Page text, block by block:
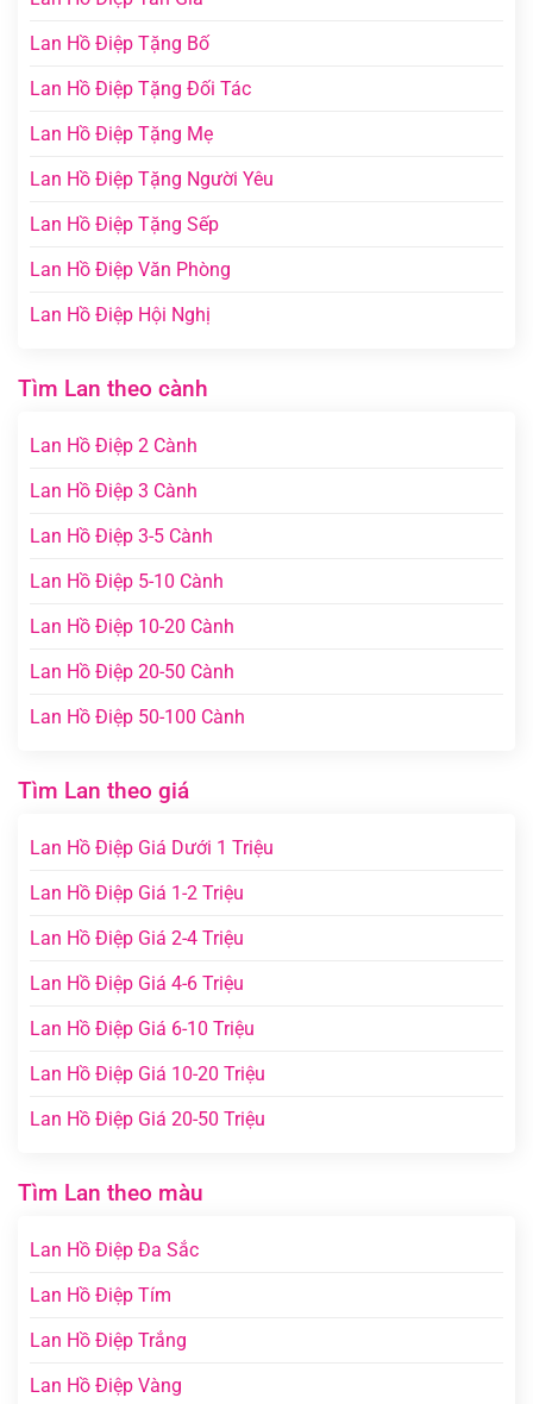
Lan Hồ Điệp Tặng Bố
Lan Hồ Điệp Tặng Đối Tác
Lan Hồ Điệp Tặng Mẹ
Lan Hồ Điệp Tặng Người Yêu
Lan Hồ Điệp Tặng Sếp
Lan Hồ Điệp Văn Phòng
Lan Hồ Điệp Hội Nghị
Tìm Lan theo cành
Lan Hồ Điệp 2 Cành
Lan Hồ Điệp 3 Cành
Lan Hồ Điệp 3-5 Cành
Lan Hồ Điệp 5-10 Cành
Lan Hồ Điệp 10-20 Cành
Lan Hồ Điệp 20-50 Cành
Lan Hồ Điệp 50-100 Cành
Tìm Lan theo giá
Lan Hồ Điệp Giá Dưới 1 Triệu
Lan Hồ Điệp Giá 1-2 Triệu
Lan Hồ Điệp Giá 2-4 Triệu
Lan Hồ Điệp Giá 4-6 Triệu
Lan Hồ Điệp Giá 6-10 Triệu
Lan Hồ Điệp Giá 10-20 Triệu
Lan Hồ Điệp Giá 20-50 Triệu
Tìm Lan theo màu
Lan Hồ Điệp Đa Sắc
Lan Hồ Điệp Tím
Lan Hồ Điệp Trắng
Lan Hồ Điệp Vàng